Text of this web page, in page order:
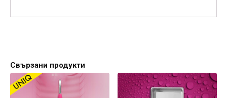
Свързани продукти